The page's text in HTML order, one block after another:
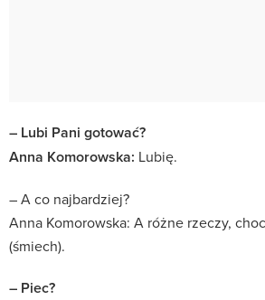
– Lubi Pani gotować?
Anna Komorowska: Lubię.
– A co najbardziej?
Anna Komorowska: A różne rzeczy,
(śmiech).
– Piec?